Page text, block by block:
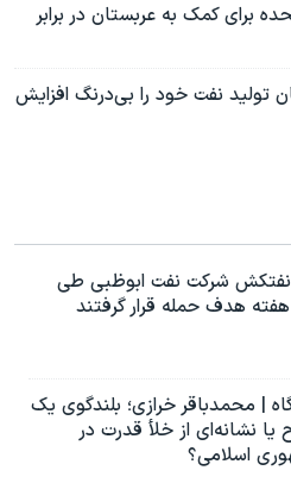
برای کمک به عربستان در برابر
تولید نفت خود را بی‌درنگ افزایش
شرکت نفت ابوظبی طی
هدف حمله قرار گرفتند
| محمدباقر خرازی؛ بلندگوی یک
یا نشانه‌ای از خلأ قدرت در
اسلامی؟